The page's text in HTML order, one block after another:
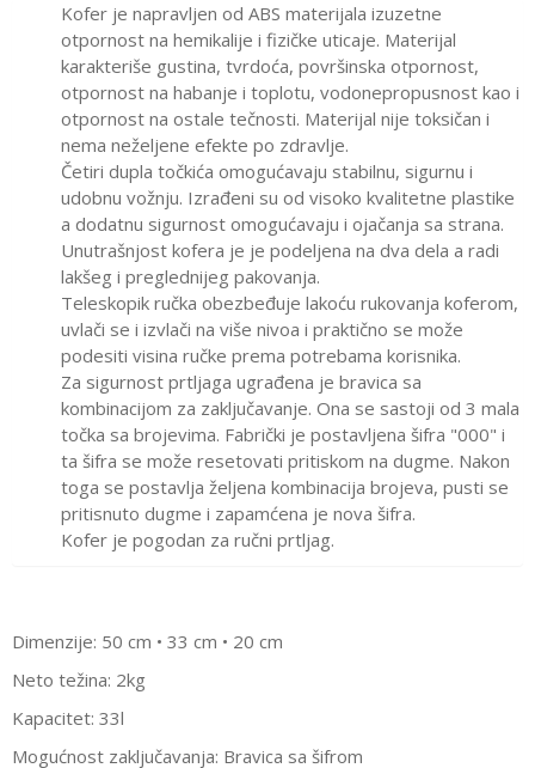
Kofer je napravljen od ABS materijala izuzetne
otpornost na hemikalije i fizičke uticaje. Materijal
karakteriše gustina, tvrdoća, površinska otpornost,
otpornost na habanje i toplotu, vodonepropusnost kao i
otpornost na ostale tečnosti. Materijal nije toksičan i
nema neželjene efekte po zdravlje.
Četiri dupla točkića omogućavaju stabilnu, sigurnu i
udobnu vožnju. Izrađeni su od visoko kvalitetne plastike
a dodatnu sigurnost omogućavaju i ojačanja sa strana.
Unutrašnjost kofera je je podeljena na dva dela a radi
lakšeg i preglednijeg pakovanja.
Teleskopik ručka obezbeđuje lakoću rukovanja koferom,
uvlači se i izvlači na više nivoa i praktično se može
podesiti visina ručke prema potrebama korisnika.
Za sigurnost prtljaga ugrađena je bravica sa
kombinacijom za zaključavanje. Ona se sastoji od 3 mala
točka sa brojevima. Fabrički je postavljena šifra "000" i
ta šifra se može resetovati pritiskom na dugme. Nakon
toga se postavlja željena kombinacija brojeva, pusti se
pritisnuto dugme i zapamćena je nova šifra.
Kofer je pogodan za ručni prtljag.
Dimenzije: 50 cm • 33 cm • 20 cm
Neto težina: 2kg
Kapacitet: 33l
Mogućnost zaključavanja: Bravica sa šifrom